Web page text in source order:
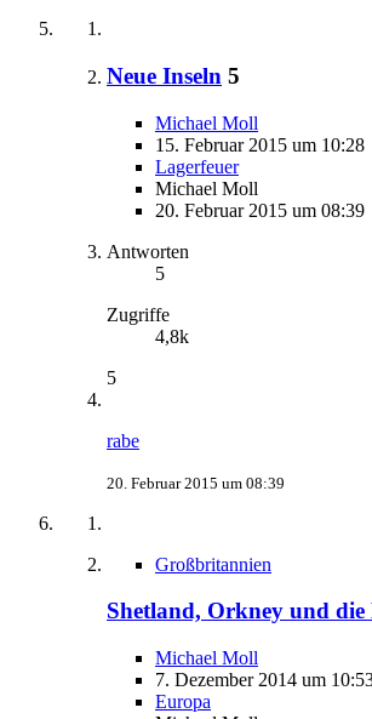
Neue Inseln 5
Michael Moll
15. Februar 2015 um 10:28
Lagerfeuer
Michael Moll
20. Februar 2015 um 08:39
Antworten
5
Zugriffe
4,8k
5
rabe
20. Februar 2015 um 08:39
Großbritannien
Shetland, Orkney und die
Michael Moll
7. Dezember 2014 um
Europa